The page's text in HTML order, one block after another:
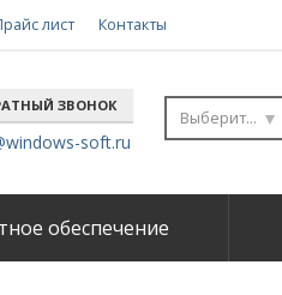
лист Контакты
ЗВОНОК
soft.ru
Выберите...
обеспечение